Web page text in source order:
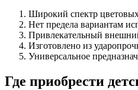
Широкий спектр
Нет предела вариантам
Привлекательный
Изготовлено из
Универсальное
Где приобрести